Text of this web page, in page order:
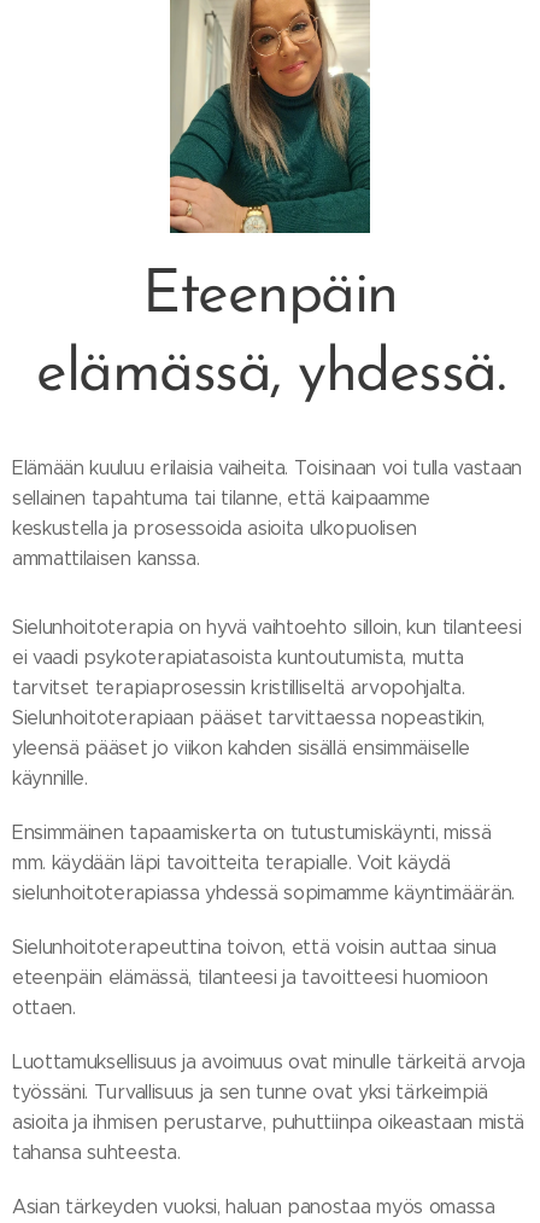
Eteenpäin
elämässä, yhdessä.
Elämään kuuluu erilaisia vaiheita. Toisinaan voi tulla vastaan
sellainen tapahtuma tai tilanne, että kaipaamme
keskustella ja prosessoida asioita ulkopuolisen
ammattilaisen kanssa.
Sielunhoitoterapia on hyvä vaihtoehto silloin, kun tilanteesi
ei vaadi psykoterapiatasoista kuntoutumista, mutta
tarvitset terapiaprosessin kristilliseltä arvopohjalta.
Sielunhoitoterapiaan pääset tarvittaessa nopeastikin,
yleensä pääset jo viikon kahden sisällä ensimmäiselle
käynnille.
Ensimmäinen tapaamiskerta on tutustumiskäynti, missä
mm. käydään läpi tavoitteita terapialle. Voit käydä
sielunhoitoterapiassa yhdessä sopimamme käyntimäärän.
Sielunhoitoterapeuttina toivon, että voisin auttaa sinua
eteenpäin elämässä, tilanteesi ja tavoitteesi huomioon
ottaen.
Luottamuksellisuus ja avoimuus ovat minulle tärkeitä arvoja
työssäni. Turvallisuus ja sen tunne ovat yksi tärkeimpiä
asioita ja ihmisen perustarve, puhuttiinpa oikeastaan mistä
tahansa suhteesta.
Asian tärkeyden vuoksi, haluan panostaa myös omassa